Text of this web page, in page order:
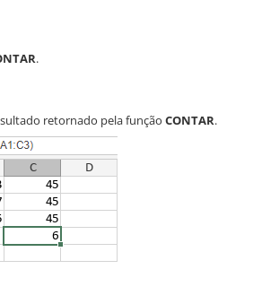
.
retornado pela função CONTAR.